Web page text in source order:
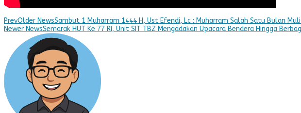
PrevOlder NewsSambut 1 Muharram 1444 H, Ust Efendi, Lc : Muharram Salah Satu Bulan
Newer NewsSemarak HUT Ke 77 RI, Unit SIT TBZ Mengadakan Upacara Bendera Hingga